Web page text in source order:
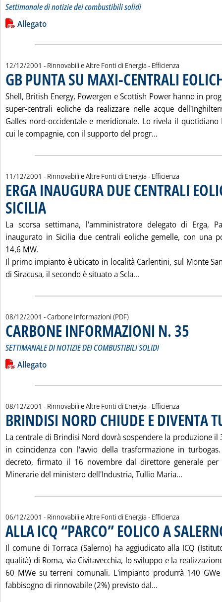
Settimanale di notizie dei combustibili solidi
Leggi tutta la notizia: 'CARBONE INFORMAZIONI N. 36'
Lista allegati PDF alla notizia
Allegato
12/12/2001 - Rinnovabili e Altre Fonti di Energia - Efficienza
GB PUNTA SU MAXI-CENTRALI
Shell, British Energy, Powergen e Scottish Power hanno in
super-centrali eoliche da realizzare nelle acque
Galles nord-occidentale e meridionale. Lo rivela il quotidiano
cui le compagnie, con il supporto del progr...
11/12/2001 - Rinnovabili e Altre Fonti di Energia - Efficienza
ERGA INAUGURA DUE CENTRALI
SICILIA
La scorsa settimana, l'amministratore delegato di Erga,
inaugurato in Sicilia due centrali eoliche gemelle, con una
14,6 MW.
Il primo impianto è ubicato in località Carlentini, sul Monte
di Siracusa, il secondo è situato a Scla...
08/12/2001 - Carbone Informazioni (PDF)
CARBONE INFORMAZIONI N. 35
SETTIMANALE DI NOTIZIE DEI COMBUSTIBILI SOLIDI
Leggi tutta la notizia: 'CARBONE INFORMAZIONI N. 35'
Lista allegati PDF alla notizia
Allegato
08/12/2001 - Rinnovabili e Altre Fonti di Energia - Efficienza
BRINDISI NORD CHIUDE E DIVENTA
La centrale di Brindisi Nord dovrà sospendere la produzione
in coincidenza con l'avvio della trasformazione in
decreto, firmato il 16 novembre dal direttore generale per
Minerarie del ministero dell'Industria, Tullio Maria...
06/12/2001 - Rinnovabili e Altre Fonti di Energia - Efficienza
ALLA ICQ “PARCO” EOLICO A
Il comune di Torraca (Salerno) ha aggiudicato alla ICQ
qualità) di Roma, via Civitavecchia, lo sviluppo e la
60 MWe su terreni comunali. L'impianto produrrà 140
fabbisogno di rinnovabile (2%) previsto dal...